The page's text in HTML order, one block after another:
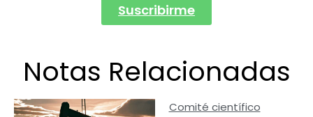
Suscribirme
Notas Relacionadas
Comité científico